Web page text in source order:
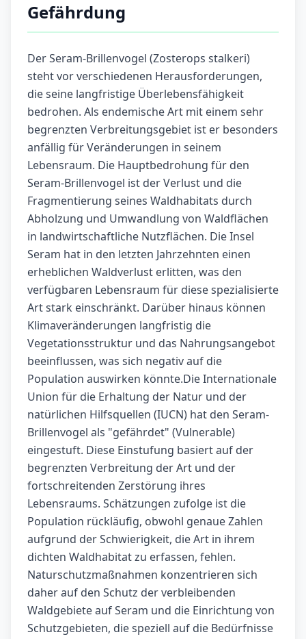
Gefährdung
Der Seram-Brillenvogel (Zosterops stalkeri)
steht vor verschiedenen Herausforderungen,
die seine langfristige Überlebensfähigkeit
bedrohen. Als endemische Art mit einem sehr
begrenzten Verbreitungsgebiet ist er besonders
anfällig für Veränderungen in seinem
Lebensraum. Die Hauptbedrohung für den
Seram-Brillenvogel ist der Verlust und die
Fragmentierung seines Waldhabitats durch
Abholzung und Umwandlung von Waldflächen
in landwirtschaftliche Nutzflächen. Die Insel
Seram hat in den letzten Jahrzehnten einen
erheblichen Waldverlust erlitten, was den
verfügbaren Lebensraum für diese spezialisierte
Art stark einschränkt. Darüber hinaus können
Klimaveränderungen langfristig die
Vegetationsstruktur und das Nahrungsangebot
beeinflussen, was sich negativ auf die
Population auswirken könnte.Die Internationale
Union für die Erhaltung der Natur und der
natürlichen Hilfsquellen (IUCN) hat den Seram-
Brillenvogel als "gefährdet" (Vulnerable)
eingestuft. Diese Einstufung basiert auf der
begrenzten Verbreitung der Art und der
fortschreitenden Zerstörung ihres
Lebensraums. Schätzungen zufolge ist die
Population rückläufig, obwohl genaue Zahlen
aufgrund der Schwierigkeit, die Art in ihrem
dichten Waldhabitat zu erfassen, fehlen.
Naturschutzmaßnahmen konzentrieren sich
daher auf den Schutz der verbleibenden
Waldgebiete auf Seram und die Einrichtung von
Schutzgebieten, die speziell auf die Bedürfnisse